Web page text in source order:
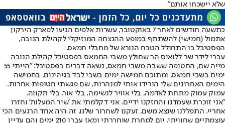
שלא יישכחו אותם"
כתשעה חודשים לאחר 7 באוקטובר, עשרות אלפים הגיעו לפארק הירקון
אתמול (חמישי) להשתתף במופע ההנצחה המוזיקלי לקהילת הנובה,
הפסטיבל בו התחולל הטבח הנורא של מחבלי חמאס.
עברי לידר שר ללואיס הר שחולץ משבי החמאס בפסטיבל קהילת הנובה
מייה שם, החטופה ששבה משבי חמאס, נשאה דברים בפסטיבל: "הייתי 55
ימים בשבי חמאס, ומתוכם חמישה ימים בשבי לבד בגיהינום. בחמישה
הימים האחרונים שלי הורידו אותי למנהרות, שם פגשתי חטופות אחרות.
עמוק עמוק מתחת לאדמה, בלי אוויר לנשימה, בלי אור, בלי תקווה.
"אני זוכרת שעמדנו והחזקנו ידיים. אני דקלמתי את 'שיר המעלות' וחזרו
אחריי. התפללנו שנצא משם, זעקנו לשחרור שלנו. זה היה אחד הרגעים הכי
עוצמתיים שחוויתי. יום למחרת שוחררתי ומאז עברו 210 ימים והם עדיין